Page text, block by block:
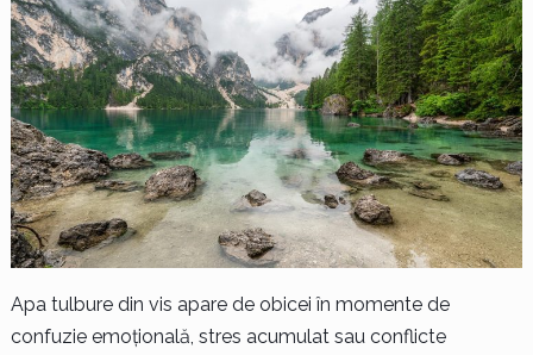
Apa tulbure din vis apare de obicei în momente de
confuzie emoțională, stres acumulat sau conflicte